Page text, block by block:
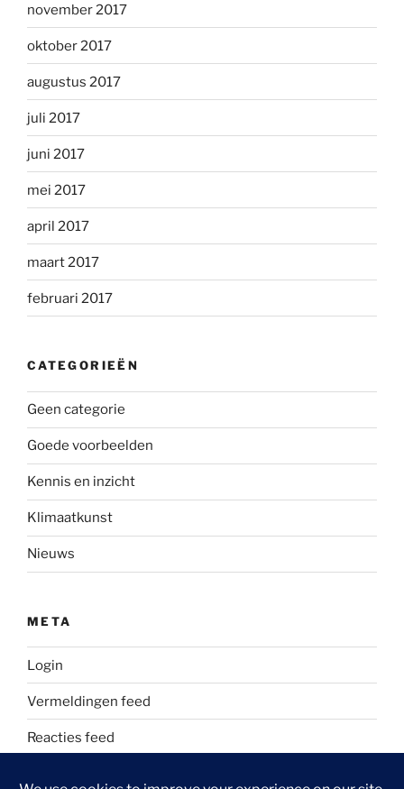
november 2017
oktober 2017
augustus 2017
juli 2017
juni 2017
mei 2017
april 2017
maart 2017
februari 2017
CATEGORIEËN
Geen categorie
Goede voorbeelden
Kennis en inzicht
Klimaatkunst
Nieuws
META
Login
Vermeldingen feed
Reacties feed